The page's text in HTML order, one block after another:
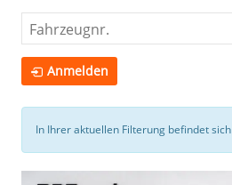
In Ihrer aktuellen Filterung befindet sich
Fahrzeugnr.
Anmelden